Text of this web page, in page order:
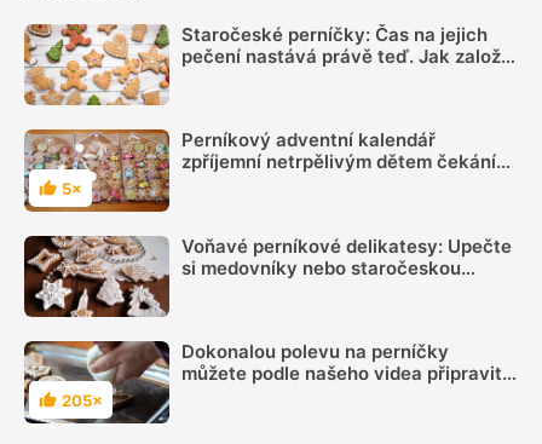
Staročeské perníčky: Čas na jejich
pečení nastává právě teď. Jak založit
Hodnocení
5×
Perníkový adventní kalendář
zpříjemní netrpělivým dětem čekání
Voňavé perníkové delikatesy: Upečte
si medovníky nebo staročeskou
Hodnocení
205×
Dokonalou polevu na perníčky
můžete podle našeho videa připravit